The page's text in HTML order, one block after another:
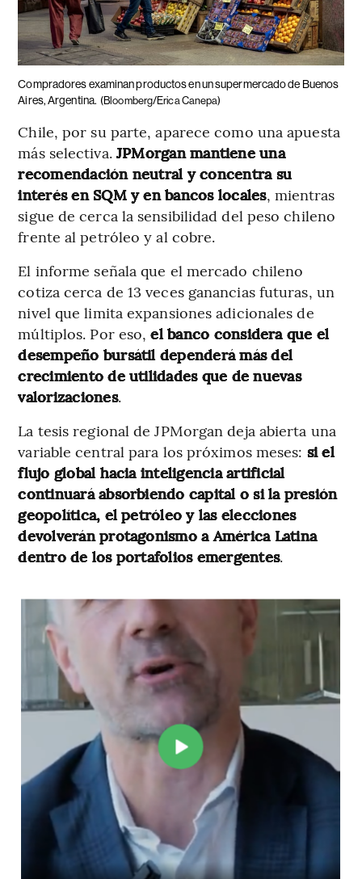
Compradores examinan productos en un supermercado de Buenos
Aires, Argentina. (Bloomberg/Erica Canepa)
Chile, por su parte, aparece como una apuesta
más selectiva. JPMorgan mantiene una
recomendación neutral y concentra su
interés en SQM y en bancos locales, mientras
sigue de cerca la sensibilidad del peso chileno
frente al petróleo y al cobre.
El informe señala que el mercado chileno
cotiza cerca de 13 veces ganancias futuras, un
nivel que limita expansiones adicionales de
múltiplos. Por eso,el banco considera que el
desempeño bursátil dependerá más del
crecimiento de utilidades que de nuevas
valorizaciones.
La tesis regional de JPMorgan deja abierta una
variable central para los próximos meses: si el
flujo global hacia inteligencia artificial
continuará absorbiendo capital o si la presión
geopolítica, el petróleo y las elecciones
devolverán protagonismo a América Latina
dentro de los portafolios emergentes.